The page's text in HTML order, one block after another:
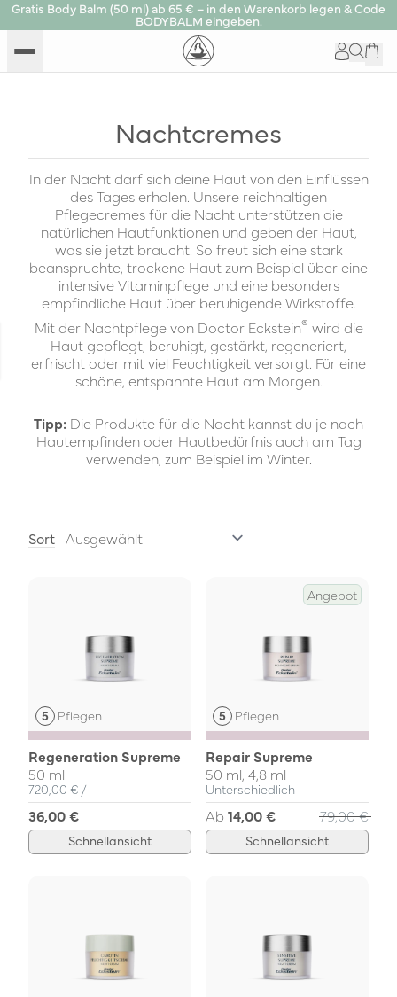
Gratis Body Balm (50 ml) ab 65 € – in den Warenkorb legen & Code
BODYBALM eingeben.
Nachtcremes
In der Nacht darf sich deine Haut von den Einflüssen
des Tages erholen. Unsere reichhaltigen
Pflegecremes für die Nacht unterstützen die
natürlichen Hautfunktionen und geben der Haut,
was sie jetzt braucht. So freut sich eine stark
beanspruchte, trockene Haut zum Beispiel über eine
intensive Vitaminpflege und eine besonders
empfindliche Haut über beruhigende Wirkstoffe.
Mit der Nachtpflege von Doctor Eckstein® wird die
Haut gepflegt, beruhigt, gestärkt, regeneriert,
erfrischt oder mit viel Feuchtigkeit versorgt. Für eine
schöne, entspannte Haut am Morgen.
Tipp: Die Produkte für die Nacht kannst du je nach
Hautempfinden oder Hautbedürfnis auch am Tag
verwenden, zum Beispiel im Winter.
Sort
Pflegen
Regeneration Supreme
50 ml
Einzelpreis
720,00 € / pro
l
36,00 €
Schnellansicht
Pflegen
Angebot
Repair Supreme
50 ml, 4,8 ml
Unterschiedlich
Ab 14,00 € 79,00 €
Schnellansicht